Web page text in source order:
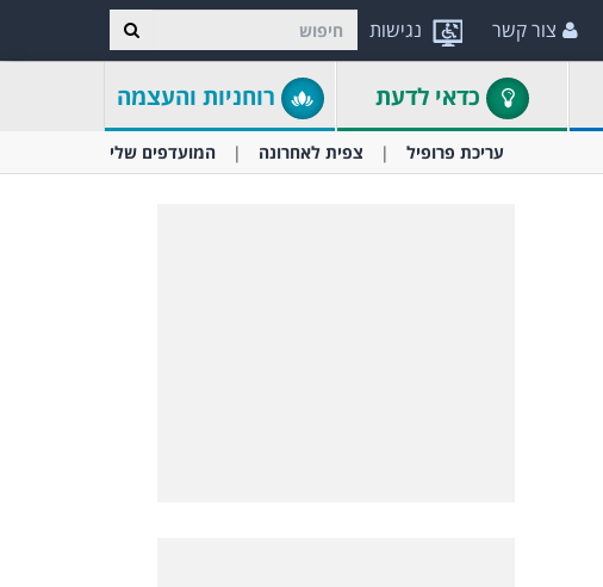
נגישות צור קשר
כדאי לדעת רוחניות והעצמה
עריכת פרופיל צפית לאחרונה המועדפים שלי